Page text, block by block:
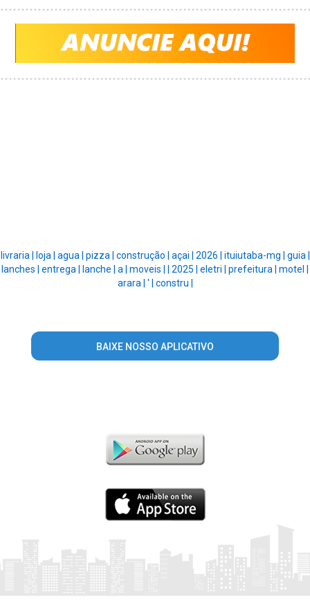
livraria | loja | agua | pizza | construção | açai | 2026 | ituiutaba-mg | guia |
lanches | entrega | lanche | a | moveis | 2025 | eletri | prefeitura | motel |
arara | ' | constru |
BAIXE NOSSO APLICATIVO